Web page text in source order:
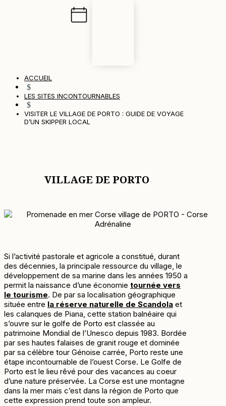
ACCUEIL
$
LES SITES INCONTOURNABLES
$
VISITER LE VILLAGE DE PORTO : GUIDE DE VOYAGE
D’UN SKIPPER LOCAL
VILLAGE DE PORTO
Si l’activité pastorale et agricole a constitué, durant
des décennies, la principale ressource du village, le
développement de sa marine dans les années 1950 a
permit la naissance d’une économie tournée vers
le tourisme. De par sa localisation géographique
située entre la réserve naturelle de Scandola et
les calanques de Piana, cette station balnéaire qui
s’ouvre sur le golfe de Porto est classée au
patrimoine Mondial de l’Unesco depuis 1983. Bordée
par ses hautes falaises de granit rouge et dominée
par sa célèbre tour Génoise carrée, Porto reste une
étape incontournable de l’ouest Corse. Le Golfe de
Porto est le lieu rêvé pour des vacances au coeur
d’une nature préservée. La Corse est une montagne
dans la mer mais c’est dans la région de Porto que
cette expression prend toute son ampleur.